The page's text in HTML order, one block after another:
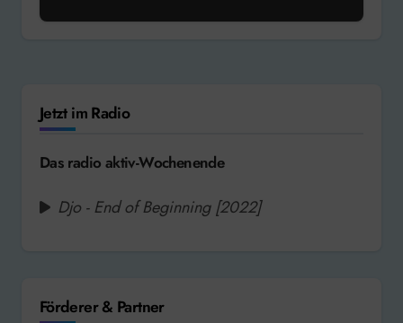
Jetzt im Radio
Das radio aktiv-Wochenende
Djo - End of Beginning [2022]
Förderer & Partner